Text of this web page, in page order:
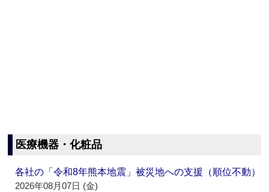
医療機器・化粧品
各社の「令和8年熊本地震」被災地への支援（順位不動）
2026年08月07日 (金)